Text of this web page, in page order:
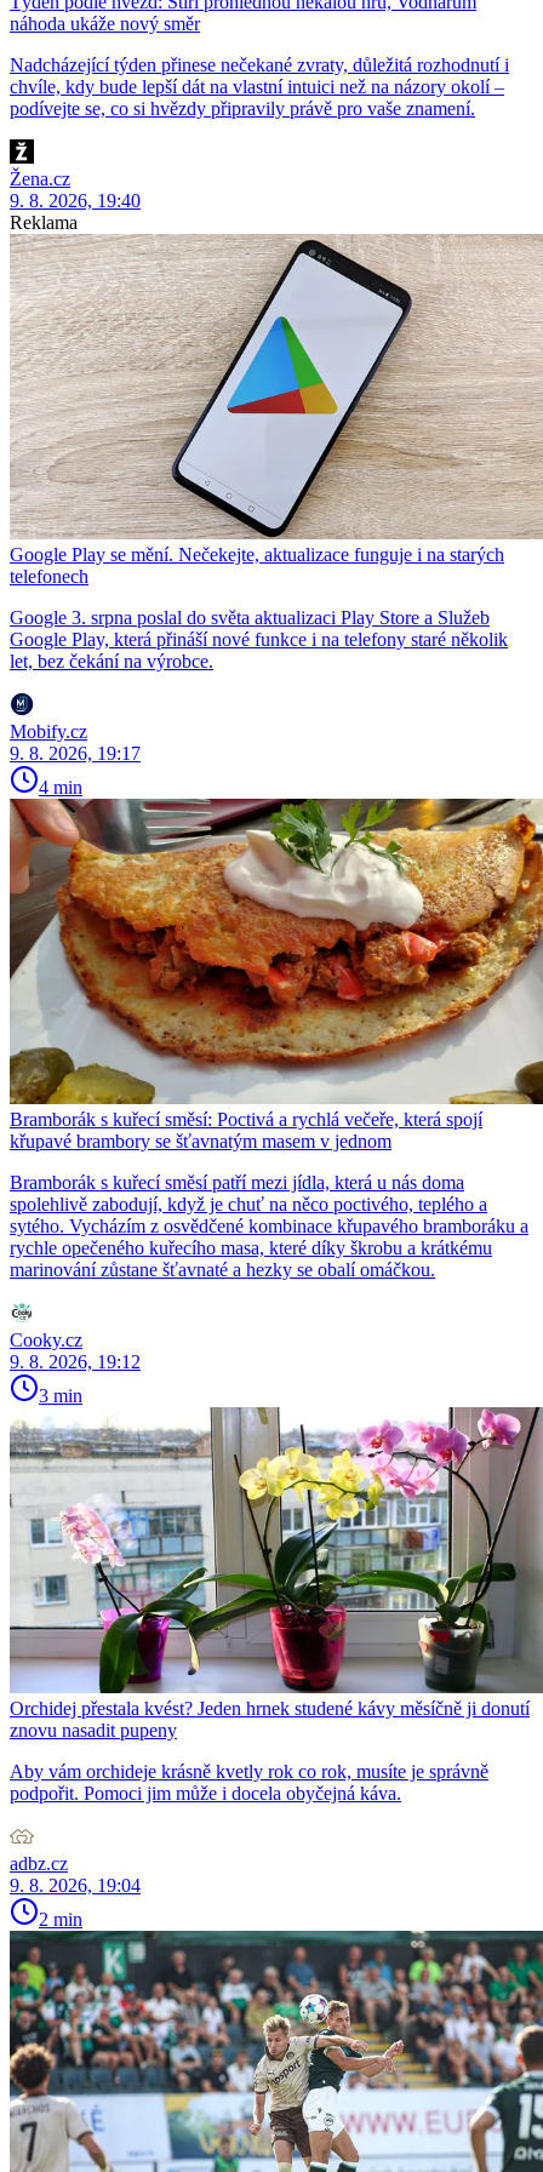
náhoda ukáže nový směr
Nadcházející týden přinese nečekané zvraty, důležitá rozhodnutí i
chvíle, kdy bude lepší dát na vlastní intuici než na názory okolí –
podívejte se, co si hvězdy připravily právě pro vaše znamení.
Žena.cz
9. 8. 2026, 19:40
Reklama
Google Play se mění. Nečekejte, aktualizace funguje i na starých
telefonech
Google 3. srpna poslal do světa aktualizaci Play Store a Služeb
Google Play, která přináší nové funkce i na telefony staré několik
let, bez čekání na výrobce.
Mobify.cz
9. 8. 2026, 19:17
4 min
Bramborák s kuřecí směsí: Poctivá a rychlá večeře, která spojí
křupavé brambory se šťavnatým masem v jednom
Bramborák s kuřecí směsí patří mezi jídla, která u nás doma
spolehlivě zabodují, když je chuť na něco poctivého, teplého a
sytého. Vycházím z osvědčené kombinace křupavého bramboráku a
rychle opečeného kuřecího masa, které díky škrobu a krátkému
marinování zůstane šťavnaté a hezky se obalí omáčkou.
Cooky.cz
9. 8. 2026, 19:12
3 min
Orchidej přestala kvést? Jeden hrnek studené kávy měsíčně ji donutí
znovu nasadit pupeny
Aby vám orchideje krásně kvetly rok co rok, musíte je správně
podpořit. Pomoci jim může i docela obyčejná káva.
adbz.cz
9. 8. 2026, 19:04
2 min